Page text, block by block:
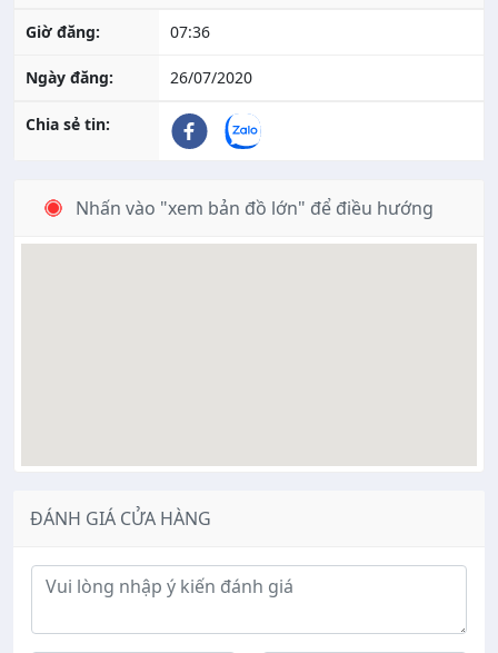
Giờ đăng: 07:36
Ngày đăng: 26/07/2020
Chia sẻ tin:
Nhấn vào "xem bản đồ lớn" để điều hướng
ĐÁNH GIÁ CỬA HÀNG
Ý kiến đánh giá